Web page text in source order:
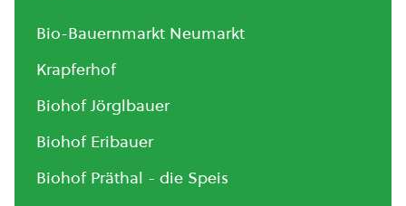
Bio-Bauernmarkt Neumarkt
Krapferhof
Biohof Jörglbauer
Biohof Eribauer
Biohof Präthal - die Speis